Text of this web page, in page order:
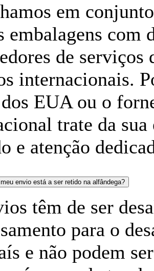
em
embalagens com
de serviços
internacionais.
EUA ou o
trate da
e atenção
envio está a ser retido na alfândega?
têm de ser
para o
e não podem